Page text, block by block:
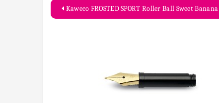
Kaweco FROSTED SPORT Roller Ball Sweet Banana